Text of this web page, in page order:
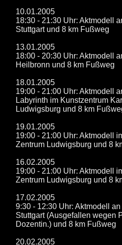
10.01.2005
18:30 - 21:30 Uhr: Aktmodell
Stuttgart und 8 km Fußweg
13.01.2005
18:00 - 20:30 Uhr: Aktmodell
Heilbronn und 8 km Fußweg
18.01.2005
19:00 - 21:00 Uhr: Aktmodell
Labyrinth im Kunstzentrum
Ludwigsburg und 8 km
19.01.2005
19:00 - 21:00 Uhr: Aktmodell
Zentrum Ludwigsburg und 8
16.02.2005
19:00 - 21:00 Uhr: Aktmodell
Zentrum Ludwigsburg und 8
17.02.2005
9:30 - 12:30 Uhr: Aktmodell
Stuttgart (Ausgefallen wegen
Dozentin.) und 8 km Fußweg
20.02.2005